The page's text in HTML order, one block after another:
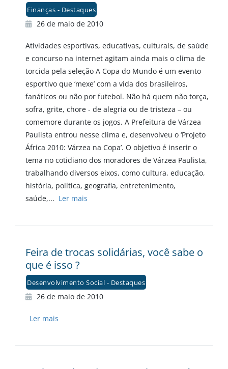
Finanças - Destaques
26 de maio de 2010
Atividades esportivas, educativas, culturais, de saúde
e concurso na internet agitam ainda mais o clima de
torcida pela seleção A Copa do Mundo é um evento
esportivo que ‘mexe’ com a vida dos brasileiros,
fanáticos ou não por futebol. Não há quem não torça,
sofra, grite, chore - de alegria ou de tristeza – ou
comemore durante os jogos. A Prefeitura de Várzea
Paulista entrou nesse clima e, desenvolveu o ‘Projeto
África 2010: Várzea na Copa’. O objetivo é inserir o
tema no cotidiano dos moradores de Várzea Paulista,
trabalhando diversos eixos, como cultura, educação,
história, política, geografia, entretenimento,
saúde,... Ler mais
Feira de trocas solidárias, você sabe o
que é isso ?
Desenvolvimento Social - Destaques
26 de maio de 2010
Ler mais